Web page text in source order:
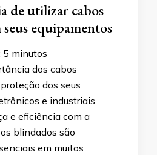
de utilizar cabos
equipamentos
5 minutos
dos cabos
dos seus
e industriais.
e eficiência com a
blindados são
em muitos